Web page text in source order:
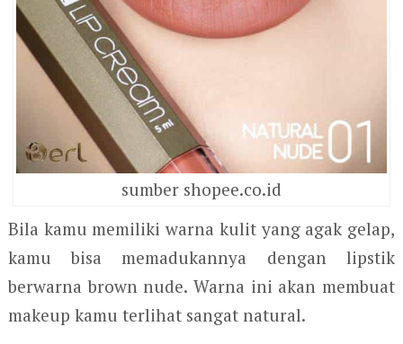
sumber shopee.co.id
Bila kamu memiliki warna kulit yang agak gelap,
kamu bisa memadukannya dengan lipstik
berwarna brown nude. Warna ini akan membuat
makeup kamu terlihat sangat natural.